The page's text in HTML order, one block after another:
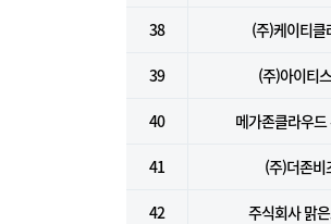
38 (주)케이티클
39 (주)아이티
40 메가존클라우
41 (주)더존비
42 주식회사 맑